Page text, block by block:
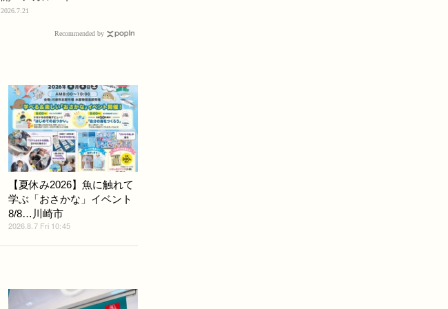
2026.7.21
Recommended by
【夏休み2026】魚に触れて
学ぶ「おさかな」イベント
8/8…川崎市
2026.8.7 Fri 10:45